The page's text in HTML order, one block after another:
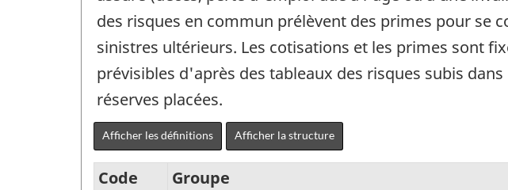
des risques en commun prélèvent des primes pour
sinistres ultérieurs. Les cotisations et les primes sont
prévisibles d'après des tableaux des risques subis
réserves placées.
Afficher les définitions Afficher la structure
Code
Groupe